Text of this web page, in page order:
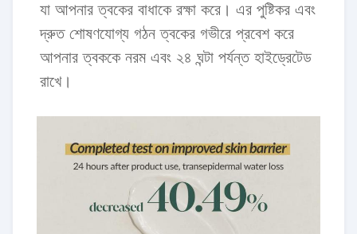
যা আপনার ত্বকের বাধাকে রক্ষা করে। এর পুষ্টিকর এবং
দ্রুত শোষণযোগ্য গঠন ত্বকের গভীরে প্রবেশ করে
আপনার ত্বককে নরম এবং ২৪ ঘন্টা পর্যন্ত হাইড্রেটেড
রাখে।